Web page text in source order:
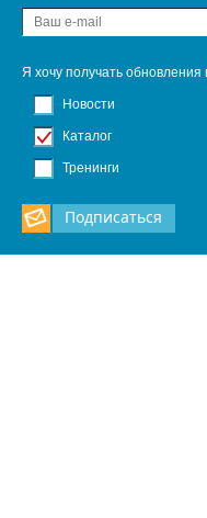
Я хочу получать обновления
Новости
Каталог
Тренинги
Подписаться